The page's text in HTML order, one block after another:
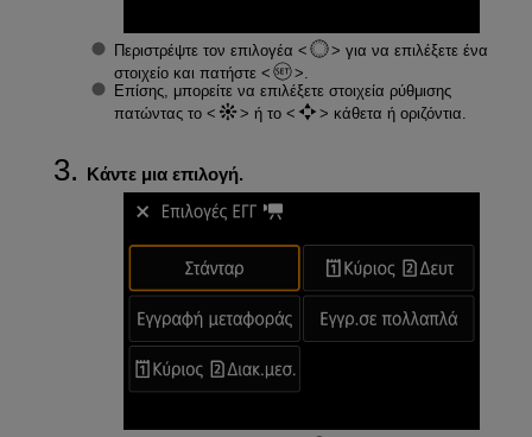
Περιστρέψτε τον επιλογέα
για να επιλέξετε ένα
στοιχείο και πατήστε
.
Επίσης, μπορείτε να επιλέξετε στοιχεία ρύθμισης
πατώντας το
ή το κάθετα ή οριζόντια.
Κάντε μια επιλογή.